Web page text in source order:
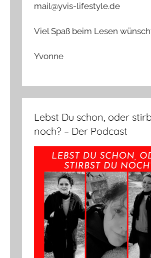
mail@yvis-lifestyle.de
Viel Spaß beim Lesen
Yvonne
Lebst Du schon, oder
noch? – Der Podcast